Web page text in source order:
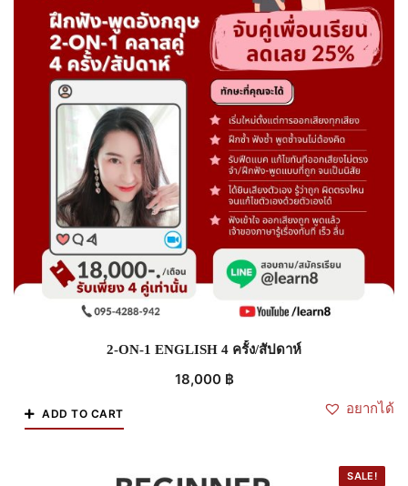
2-ON-1 ENGLISH 4 ครั้ง/สัปดาห์
18,000 ฿
อยากได้
ADD TO CART
SALE!